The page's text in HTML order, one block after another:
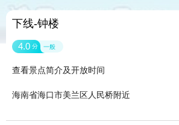
下线-钟楼
4.0 分 一般
查看景点简介及开放时间
海南省海口市美兰区人民桥附近